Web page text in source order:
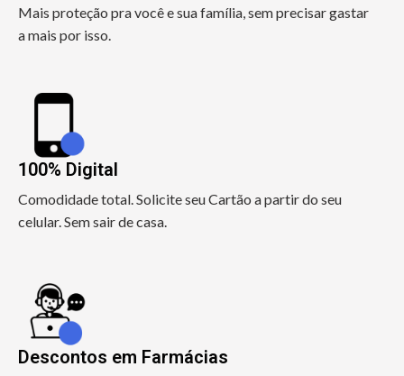
Mais proteção pra você e sua família, sem precisar gastar
a mais por isso.
100% Digital
Comodidade total. Solicite seu Cartão a partir do seu
celular. Sem sair de casa.
Descontos em Farmácias